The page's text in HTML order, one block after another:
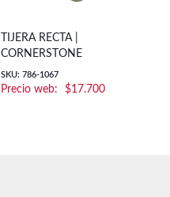
TIJERA RECTA |
CORNERSTONE
SKU: 786-1067
$17.700